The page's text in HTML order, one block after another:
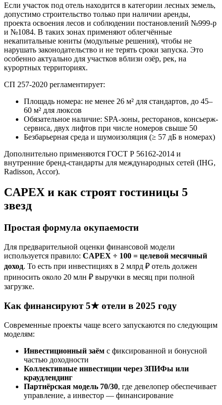
Если участок под отель находится в категории лесных земель,
допустимо строительство только при наличии аренды,
проекта освоения лесов и соблюдении постановлений №999-р
и №1084. В таких зонах применяют облегчённые
некапитальные юниты (модульные решения), чтобы не
нарушать законодательство и не терять сроки запуска. Это
особенно актуально для участков вблизи озёр, рек, на
курортных территориях.
СП 257-2020 регламентирует:
Площадь номера: не менее 26 м² для стандартов, до 45–
60 м² для люксов
Обязательное наличие: SPA-зоны, ресторанов, консьерж-
сервиса, двух лифтов при числе номеров свыше 50
Безбарьерная среда и шумоизоляция (≥ 57 дБ в номерах)
Дополнительно применяются ГОСТ Р 56162-2014 и
внутренние бренд-стандарты для международных сетей (IHG,
Radisson, Accor).
CAPEX и как строят гостиницы 5
звезд
Простая формула окупаемости
Для предварительной оценки финансовой модели
используется правило: CAPEX ÷ 100 = целевой месячный
доход. То есть при инвестициях в 2 млрд ₽ отель должен
приносить около 20 млн ₽ выручки в месяц при полной
загрузке.
Как финансируют 5★ отели в 2025 году
Современные проекты чаще всего запускаются по следующим
моделям:
Инвестиционный заём с фиксированной и бонусной
частью доходности
Коллективные инвестиции через ЗПИФы или
краудлендинг
Партнёрская модель 70/30, где девелопер обеспечивает
управление, а инвестор — финансирование